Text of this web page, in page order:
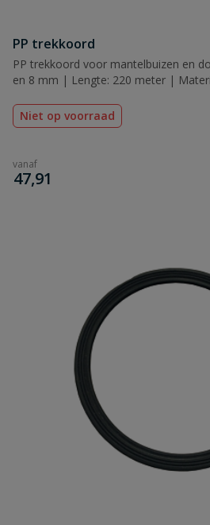
PP trekkoord
PP trekkoord voor mantelbuizen en
en 8 mm | Lengte: 220 meter |
Niet op voorraad
vanaf
€
47,91